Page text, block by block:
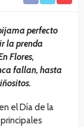
perfecto
la prenda
Flores,
fallan, hasta
el Día de la